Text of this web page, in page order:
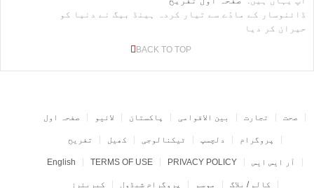
ڈائنوسار کے مادّے سے تیار کردہ ہینڈ بیگ نے دنیا کو
حیران کر دیا
BACK TO TOP
صفحہ اول لائیو پاکستان بین الاقوامی تجارت صحت
تفریح کھیل ٹیکنالوجی دلچسپ پروگرام
English TERMS OF USE PRIVACY POLICY آر ایس ایس
کیریئرز پروگرام شیڈول موسم کالم / بلاگ